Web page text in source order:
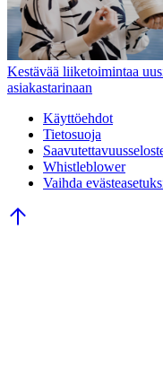
Kestävää liiketoimintaa
asiakastarinaan
Käyttöehdot
Tietosuoja
Whistleblower
Vaihda